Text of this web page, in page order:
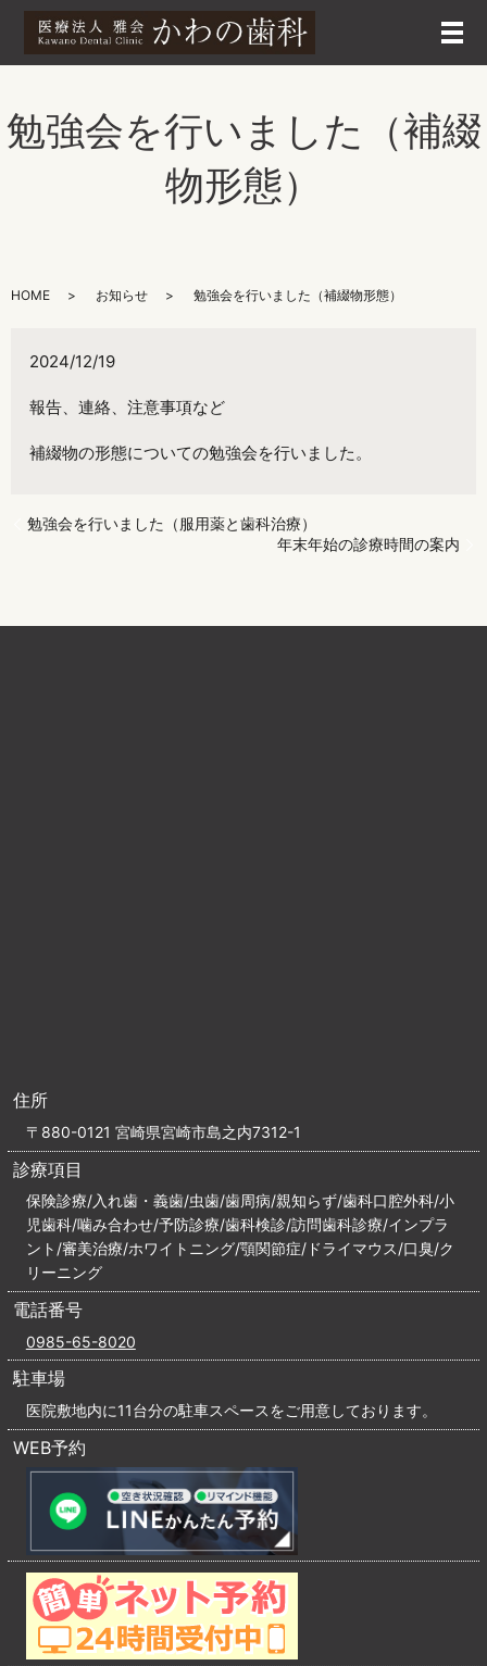
メ
勉強会を行いました（補綴
物形態）
HOME お知らせ 勉強会を行いました（補綴物形態）
2024/12/19
報告、連絡、注意事項など
補綴物の形態についての勉強会を行いました。
勉強会を行いました（服用薬と歯科治療）
年末年始の診療時間の案内
住所
〒880-0121 宮崎県宮崎市島之内7312-1
診療項目
保険診療/入れ歯・義歯/虫歯/歯周病/親知らず/歯科口腔外科/小
児歯科/噛み合わせ/予防診療/歯科検診/訪問歯科診療/インプラ
ント/審美治療/ホワイトニング/顎関節症/ドライマウス/口臭/ク
リーニング
電話番号
0985-65-8020
駐車場
医院敷地内に11台分の駐車スペースをご用意しております。
WEB予約